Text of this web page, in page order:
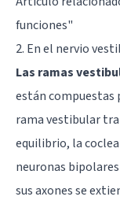
funciones"
2. En el nervio
Las ramas
están compuestas
rama vestibular
equilibrio, la
neuronas
sus axones se